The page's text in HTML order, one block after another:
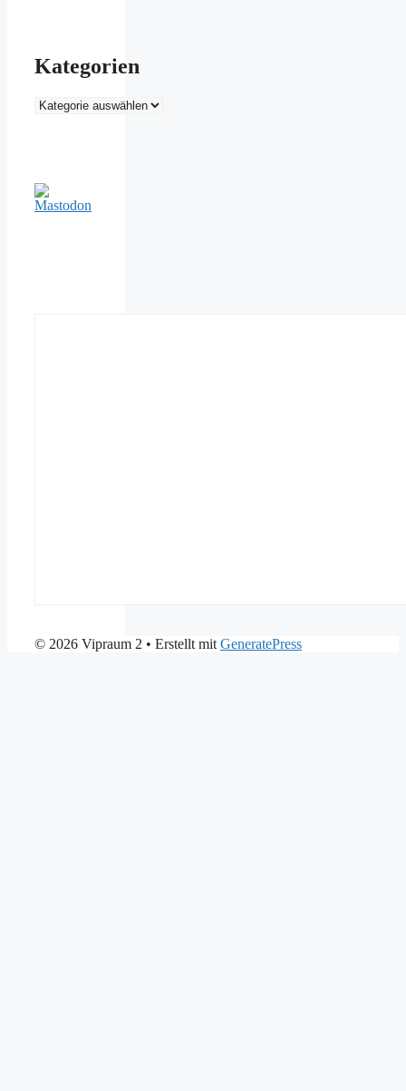
Kategorien
Kategorien
© 2026 Vipraum 2 • Erstellt mit GeneratePress